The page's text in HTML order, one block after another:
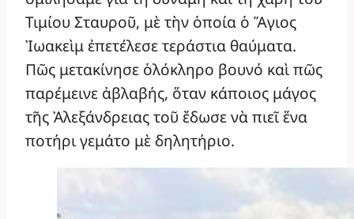
Τιμίου Σταυροῦ, μὲ τὴν ὁποία ὁ Ἅγιος
Ἰωακεὶμ ἐπετέλεσε τεράστια θαύματα.
Πῶς μετακίνησε ὁλόκληρο βουνό καὶ πῶς
παρέμεινε ἀβλαβής, ὅταν κάποιος μάγος
τῆς Ἀλεξάνδρειας τοῦ ἔδωσε νὰ πιεῖ ἕνα
ποτήρι γεμάτο μὲ δηλητήριο.